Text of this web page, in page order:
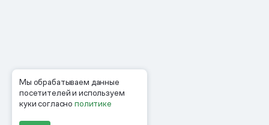
Мы обрабатываем данные
посетителей и используем
куки согласнополитике